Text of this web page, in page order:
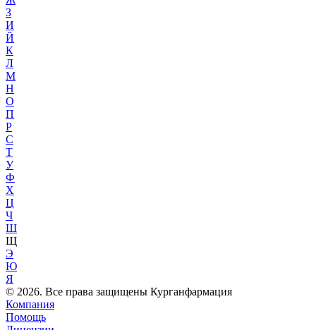
З
И
Й
К
Л
М
Н
О
П
Р
С
Т
У
Ф
Х
Ц
Ч
Ш
Щ
Э
Ю
Я
© 2026. Все права защищены Курганфармация
Компания
Помощь